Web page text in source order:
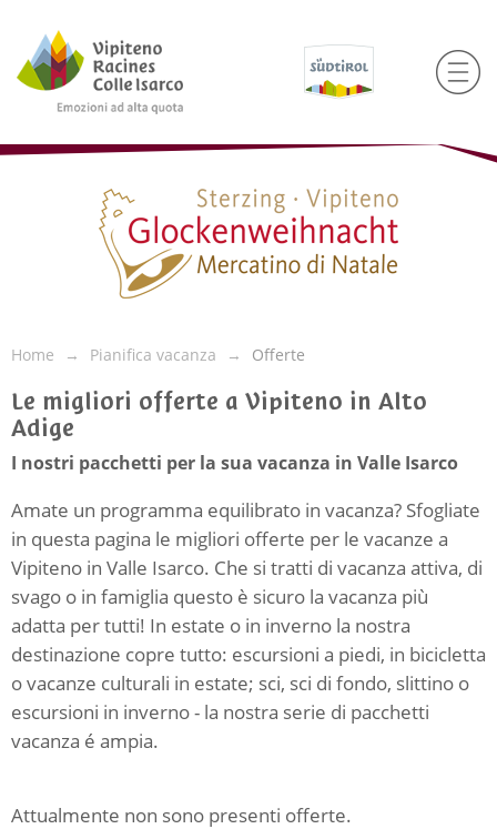
Home Pianifica vacanza Offerte
Le migliori offerte a Vipiteno in Alto
Adige
I nostri pacchetti per la sua vacanza in Valle Isarco
Amate un programma equilibrato in vacanza? Sfogliate
in questa pagina le migliori offerte per le vacanze a
Vipiteno in Valle Isarco. Che si tratti di vacanza attiva, di
svago o in famiglia questo è sicuro la vacanza più
adatta per tutti! In estate o in inverno la nostra
destinazione copre tutto: escursioni a piedi, in bicicletta
o vacanze culturali in estate; sci, sci di fondo, slittino o
escursioni in inverno - la nostra serie di pacchetti
vacanza é ampia.
Attualmente non sono presenti offerte.